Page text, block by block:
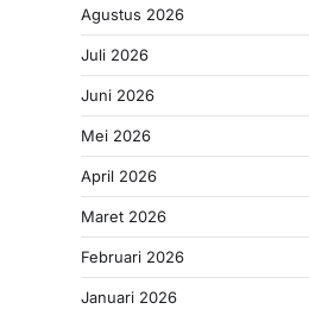
Agustus 2026
Juli 2026
Juni 2026
Mei 2026
April 2026
Maret 2026
Februari 2026
Januari 2026